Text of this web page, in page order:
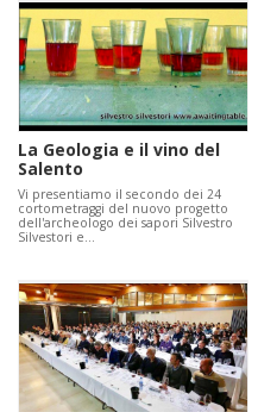
La Geologia e il vino del
Salento
Vi presentiamo il secondo dei 24
cortometraggi del nuovo progetto
dell'archeologo dei sapori Silvestro
Silvestori e…